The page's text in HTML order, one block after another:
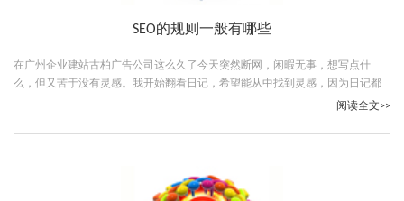
SEO的规则一般有哪些
在广州企业建站古柏广告公司这么久了今天突然断网，闲暇无事，想写点什
么，但又苦于没有灵感。我开始翻看日记，希望能从中找到灵感，因为日记都
阅读全文>>